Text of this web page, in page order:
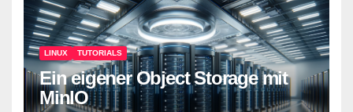
LINUX TUTORIALS
Ein eigener Object Storage mit
MinIO